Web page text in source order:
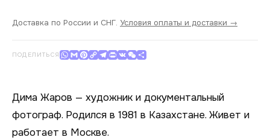
Смешать,
взбалтывать
Доставка по России и СНГ. Условия оплаты и доставки →
ПОДЕЛИТЬСЯ WhatsApp
Gmail
Pinterest
Copy LinkTelegram
Print
VKWeChat
Дима Жаров — художник и документальный
фотограф. Родился в 1981 в Казахстане. Живет и
работает в Москве.